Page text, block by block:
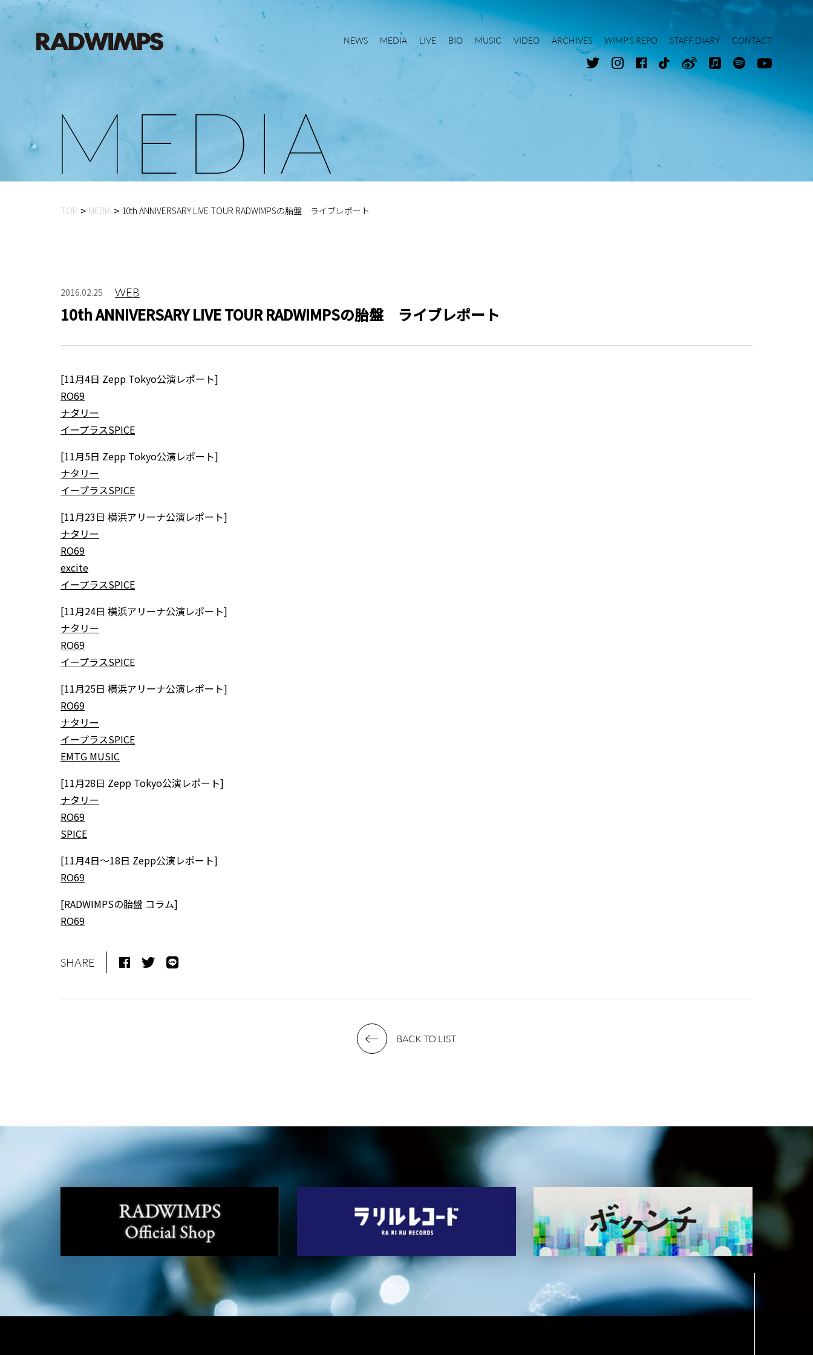
NEWS MEDIA LIVE BIO MUSIC VIDEO ARCHIVES WIMP'S REPO STAFF DIARY CONTACT
MEDIA
TOP MEDIA 10th ANNIVERSARY LIVE TOUR RADWIMPSの胎盤 ライブレポート
2016.02.25 WEB
10th ANNIVERSARY LIVE TOUR RADWIMPSの胎盤 ライブレポート
[11月4日 Zepp Tokyo公演レポート]
RO69
ナタリー
イープラスSPICE
[11月5日 Zepp Tokyo公演レポート]
ナタリー
イープラスSPICE
[11月23日 横浜アリーナ公演レポート]
ナタリー
RO69
excite
イープラスSPICE
[11月24日 横浜アリーナ公演レポート]
ナタリー
RO69
イープラスSPICE
[11月25日 横浜アリーナ公演レポート]
RO69
ナタリー
イープラスSPICE
EMTG MUSIC
[11月28日 Zepp Tokyo公演レポート]
ナタリー
RO69
SPICE
[11月4日～18日 Zepp公演レポート]
RO69
[RADWIMPSの胎盤 コラム]
RO69
SHARE
BACK TO LIST